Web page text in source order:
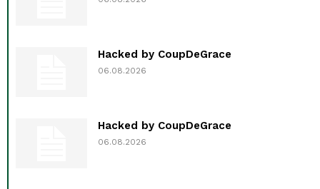
Hacked by CoupDeGrace
06.08.2026
Hacked by CoupDeGrace
06.08.2026